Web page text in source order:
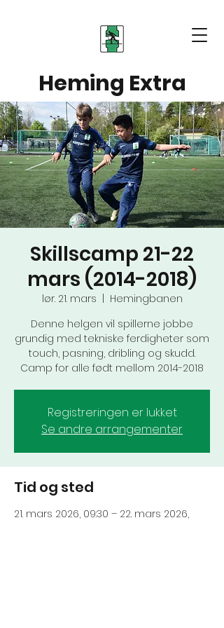
Heming Extra
Skillscamp 21-22
mars (2014-2018)
lør. 21. mars
Hemingbanen
Denne helgen vil spillerne jobbe
grundig med tekniske ferdigheter som
touch, pasning, dribling og skudd.
Camp for alle født mellom 2014-2018
Registreringen er lukket
Se andre arrangementer
Tid og sted
21. mars 2026, 09:30 – 22. mars 2026,